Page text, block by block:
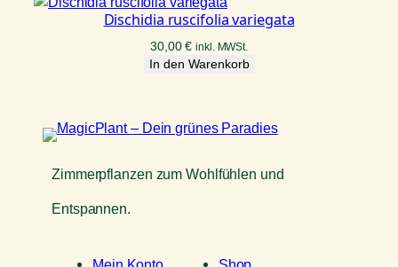
Dischidia ruscifolia variegata
30,00€ inkl. MWSt.
In den Warenkorb
Zimmerpflanzen zum Wohlfühlen und
Entspannen.